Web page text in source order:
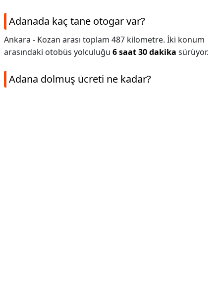
Adanada kaç tane otogar var?
Ankara - Kozan arası toplam 487 kilometre. İki konum
arasındaki otobüs yolculuğu 6 saat 30 dakika sürüyor.
Adana dolmuş ücreti ne kadar?